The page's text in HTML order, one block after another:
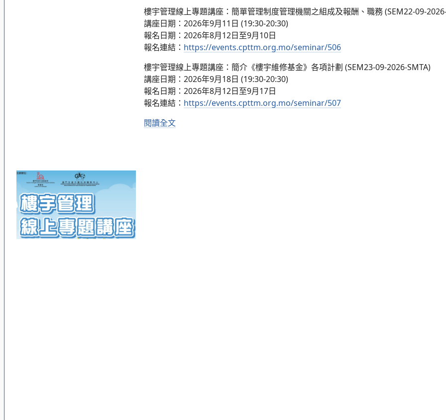
樓宇管理線上專題講座：簡單管理制度管理機關之組成及報酬、職務 (SEM22-09-
講座日期：2026年9月11日 (19:30-20:30)
報名日期：2026年8月12日至9月10日
報名連結： https://events.cpttm.org.mo/seminar/506
樓宇管理線上專題講座：簡介《樓宇維修基金》各項計劃 (SEM23-09-2026-SMTA)
講座日期：2026年9月18日 (19:30-20:30)
報名日期：2026年8月12日至9月17日
報名連結： https://events.cpttm.org.mo/seminar/507
閱讀全文